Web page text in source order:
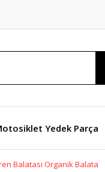
Yedek Parça
Balatası Organik Balata